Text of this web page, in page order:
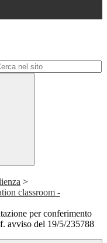
>
classroom -
per conferimento
avviso del 19/5/235788